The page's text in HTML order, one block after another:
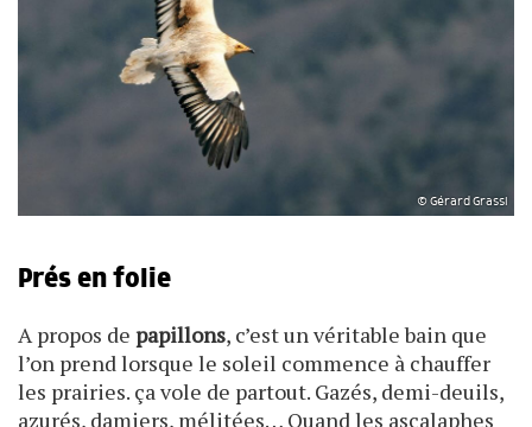
© Gérard Grassi
Prés en folie
A propos de papillons, c’est un véritable bain que
l’on prend lorsque le soleil commence à chauffer
les prairies. ça vole de partout. Gazés, demi-deuils,
azurés, damiers, mélitées… Quand les ascalaphes